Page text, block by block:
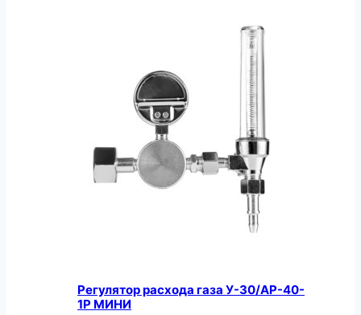
Регулятор расхода газа У-30/АР-40-
1Р МИНИ